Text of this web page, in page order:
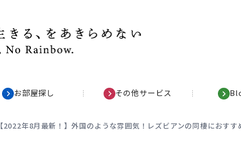
お部屋探し その他サービス
【2022年8月最新！】外国のような雰囲気！レズビアンの同棲におすす